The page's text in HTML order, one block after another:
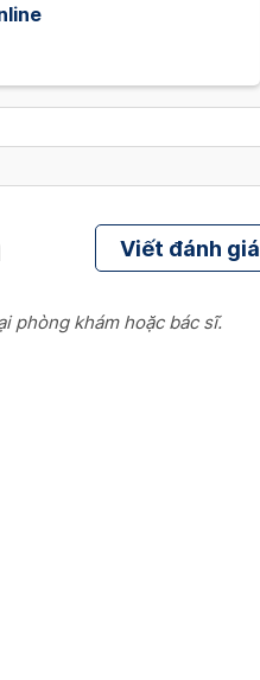
Viết đánh giá
phòng khám hoặc bác sĩ.